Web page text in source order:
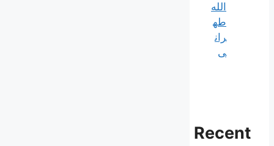
الله
طه
ران
ی
Recent